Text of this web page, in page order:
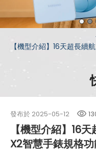
【機型介紹】16天超長續
發布於 2025-05-12
【機型介紹】16
X2智慧手錶規格功